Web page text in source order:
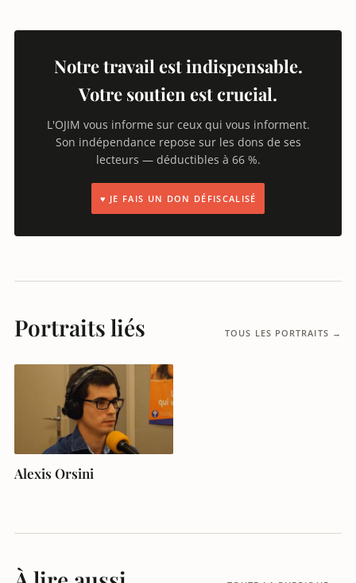
Notre travail est indispensable.
Votre soutien est crucial.
L'OJIM vous informe sur ceux qui vous informent.
Son indépendance repose sur les dons de ses
lecteurs — déductibles à 66 %.
♥ JE FAIS UN DON DÉFISCALISÉ
Portraits liés TOUS LES PORTRAITS →
Alexis Orsini